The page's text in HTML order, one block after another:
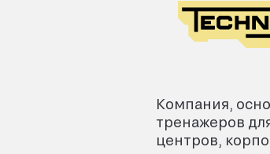
Компания,
тренажеров
центров,